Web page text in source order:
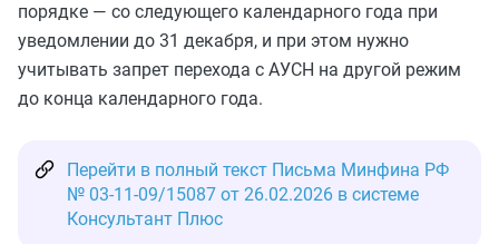
порядке — со следующего календарного года при
уведомлении до 31 декабря, и при этом нужно
учитывать запрет перехода с АУСН на другой режим
до конца календарного года.
Перейти в полный текст Письма Минфина РФ
№ 03-11-09/15087 от 26.02.2026 в системе
Консультант Плюс